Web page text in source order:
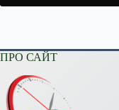
ПРО САЙТ